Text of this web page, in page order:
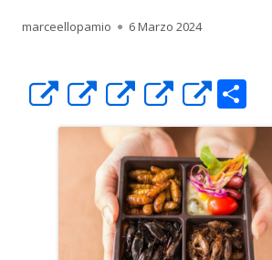
Autore
marceellopamio Pubblicato
6 Marzo 2024
Apre
in
una
nuova
finestra
Apre
in
una
nuova
finestra
Apre
in
una
nuova
finestra
Apre
in
una
nuova
Apre
in
una
o
n
di
vi
di